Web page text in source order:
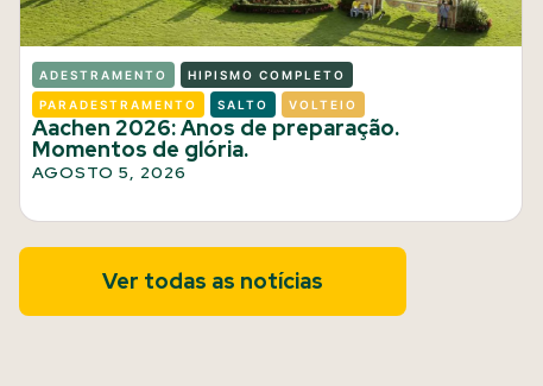
ADESTRAMENTO HIPISMO COMPLETO
PARADESTRAMENTO SALTO VOLTEIO
Aachen 2026: Anos de preparação.
Momentos de glória.
AGOSTO 5, 2026
Ver todas as notícias